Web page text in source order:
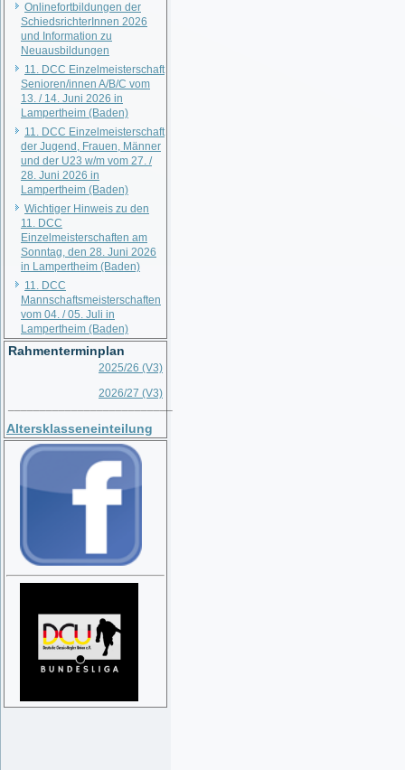
Onlinefortbildungen der
SchiedsrichterInnen 2026
und Information zu
Neuausbildungen
11. DCC Einzelmeisterschaft
Senioren/innen A/B/C vom
13. / 14. Juni 2026 in
Lampertheim (Baden)
11. DCC Einzelmeisterschaft
der Jugend, Frauen, Männer
und der U23 w/m vom 27. /
28. Juni 2026 in
Lampertheim (Baden)
Wichtiger Hinweis zu den
11. DCC
Einzelmeisterschaften am
Sonntag, den 28. Juni 2026
in Lampertheim (Baden)
11. DCC
Mannschaftsmeisterschaften
vom 04. / 05. Juli in
Lampertheim (Baden)
Rahmenterminplan
2025/26 (V3)
2026/27 (V3)
Altersklasseneinteilung